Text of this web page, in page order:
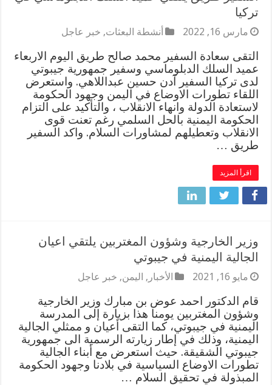
تركيا
مارس 16, 2022 أنشطة البعثات, خبر عاجل
التقى سعادة السفير محمد صالح طريق اليوم الاربعاء
عميد السلك الدبلوماسي وسفير جمهورية جيبوتي
لدى تركيا السفير آدن حسين عبداللاهي. واستعرض
اللقاء تطورات الاوضاع في اليمن وجهود الحكومة
لاستعادة الدولة وانهاء الانقلاب ، والتأكيد على التزام
الحكومة اليمنية بالحل السلمي رغم تعنت قوى
الانقلاب وتعطيلهم لمشاورات السلام. واكد السفير
طريق …
اقرأ المزيد
وزير الخارجية وشؤون المغتربين يلتقي اعيان
الجالية اليمنية في جيبوتي
مايو 16, 2021 الأخبار , اليمن, خبر عاجل
قام الدكتور احمد عوض بن مبارك وزير الخارجية
وشؤون المغتربين يومنا هذا بزيارة إلى المدرسة
اليمنية في جيبوتي، كما التقى أعيان و ممثلي الجالية
اليمنية، وذلك في إطار زيارته الرسمية الى جمهورية
جيبوتي الشقيقة. حيث استعرض مع أبناء الجالية
تطورات الاوضاع السياسية في بلادنا وجهود الحكومة
المبذولة في تحقيق السلام …